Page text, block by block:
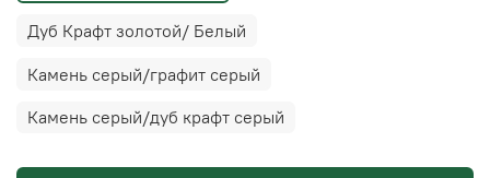
Дуб Крафт золотой/ Белый
Камень серый/графит серый
Камень серый/дуб крафт серый